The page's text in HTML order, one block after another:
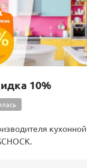
10%
кухонной